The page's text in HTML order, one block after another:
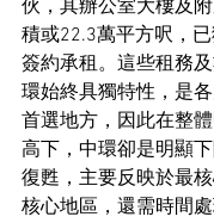
伙，其辦公室大樓及
積或22.3萬平方呎，
簽約承租。這些租務
環始終具獨特性，是
首選地方，因此在整
高下，中環卻是明顯
復甦，主要反映於最
核心地區，還需時間處